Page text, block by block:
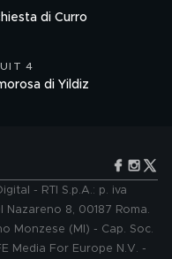
di Curro
4
di Yildiz
- RTI S.p.A.: p. iva
8, 00187 Roma.
Monzese (MI) - Cap. Soc.
Media For Europe N.V. -